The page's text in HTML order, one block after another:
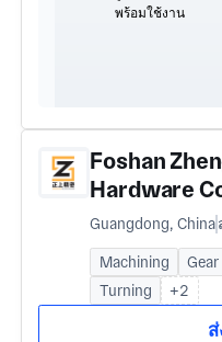
Foshan
Hardware
Guangdong, China
Machining
Turning
+2